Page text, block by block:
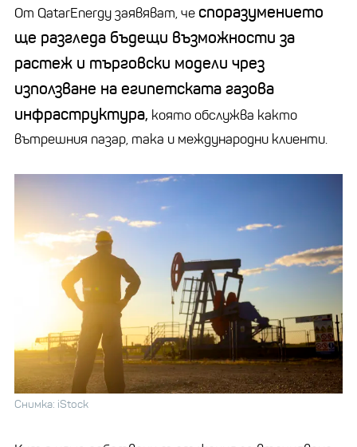
От QatarEnergy заявяват, чеспоразумението
ще разгледа бъдещи възможности за
растеж и търговски модели чрез
използване на египетската газова
инфраструктура, която обслужва както
вътрешния пазар, така и международни клиенти.
Снимка: iStock